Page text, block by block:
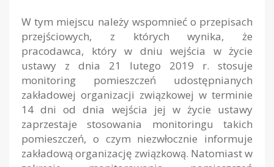
W tym miejscu należy wspomnieć o przepisach
przejściowych, z których wynika, że
pracodawca, który w dniu wejścia w życie
ustawy z dnia 21 lutego 2019 r. stosuje
monitoring pomieszczeń udostępnianych
zakładowej organizacji związkowej w terminie
14 dni od dnia wejścia jej w życie ustawy
zaprzestaje stosowania monitoringu takich
pomieszczeń, o czym niezwłocznie informuje
zakładową organizację związkową. Natomiast w